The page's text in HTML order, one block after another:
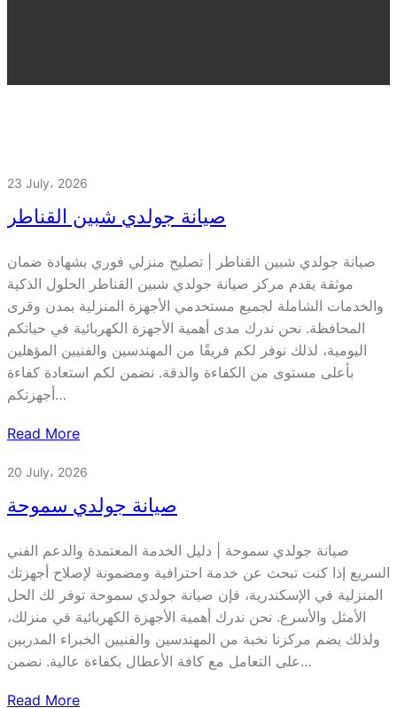
23 July، 2026
صيانة جولدي شبين القناطر
صيانة جولدي شبين القناطر | تصليح منزلي فوري بشهادة ضمان
موثقة يقدم مركز صيانة جولدي شبين القناطر الحلول الذكية
والخدمات الشاملة لجميع مستخدمي الأجهزة المنزلية بمدن وقرى
المحافظة. نحن ندرك مدى أهمية الأجهزة الكهربائية في حياتكم
اليومية، لذلك نوفر لكم فريقًا من المهندسين والفنيين المؤهلين
بأعلى مستوى من الكفاءة والدقة. نضمن لكم استعادة كفاءة
أجهزتكم…
Read More
20 July، 2026
صيانة جولدي سموحة
صيانة جولدي سموحة | دليل الخدمة المعتمدة والدعم الفني
السريع إذا كنت تبحث عن خدمة احترافية ومضمونة لإصلاح أجهزتك
المنزلية في الإسكندرية، فإن صيانة جولدي سموحة توفر لك الحل
الأمثل والأسرع. نحن ندرك أهمية الأجهزة الكهربائية في منزلك،
ولذلك يضم مركزنا نخبة من المهندسين والفنيين الخبراء المدربين
على التعامل مع كافة الأعطال بكفاءة عالية. نضمن…
Read More